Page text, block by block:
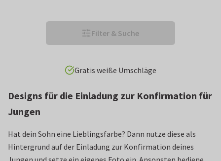
Filter & Suche
Designs für die Einladung zur Konfirmation für
Jungen
Hat dein Sohn eine Lieblingsfarbe? Dann nutze diese als
Hintergrund auf der Einladung zur Konfirmation deines